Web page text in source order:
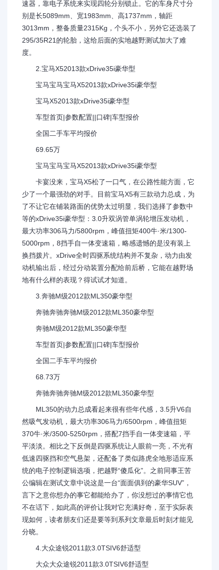
速器，靠电子系统来实现四轮分别锁止。它的车身尺寸分
别是长5089mm、宽1983mm、高1737mm，轴距
3013mm，整备质量2315Kg，个头不小，另外它还选装了
295/35R21的轮胎，这给后面的实地越野测试加大了难
度。
2.宝马X52013款xDrive35i豪华型
宝马宝马宝马X52013款xDrive35i豪华型
宝马X52013款xDrive35i豪华型
车型首页|参数配置||口碑|车型报价
全国二手车平均报价
69.65万
宝马宝马宝马X52013款xDrive35i豪华型
卡宴没来，宝马X5松了一口气，在公路性能方面，它
少了一个最强劲的对手。目前宝马X5有三款动力总成，为
了不让它在铺装路面的优势太过明显，我们选择了参数中
等的xDrive35i豪华型：3.0升双涡管单涡轮增压发动机，
最大功率306马力/5800rpm，峰值扭矩400牛·米/1300-
5000rpm，8挡手自一体变速箱，略感遗憾的是没有装上
换挡拨片。xDrive全时四驱系统结构并不复杂，动力由发
动机输出后，经过分动装置分配给前后桥，它能在越野场
地有什么样的表现？得试试才知道。
3.奔驰M级2012款ML350豪华型
奔驰奔驰奔驰M级2012款ML350豪华型
奔驰M级2012款ML350豪华型
车型首页|参数配置||口碑|车型报价
全国二手车平均报价
68.73万
奔驰奔驰奔驰M级2012款ML350豪华型
ML350的动力总成看起来很有些年代感，3.5升V6自
然吸气发动机，最大功率306马力/6500rpm，峰值扭矩
370牛·米/3500-5250rpm，搭配7挡手自一体变速箱，平
平淡淡。相比之下反倒是四驱系统让人眼前一亮，不光有
低速四驱挡和空气悬架，还配备了类似路虎全地形适应系
统的电子控制逻辑选项，把越野“傻瓜化”。之前同事王苦
公编辑在测试文章中说这是一台“面面俱到的豪华SUV”，
言下之意你想办的事它都能给办了，你没想过的事情它也
不在话下，如此高的评价让我对它充满好奇，至于实际表
现如何，读者朋友们还是要等到系列文章最后时刻才能见
分晓。
4.大众途锐2011款3.0TSIV6舒适型
大众大众途锐2011款3.0TSIV6舒适型